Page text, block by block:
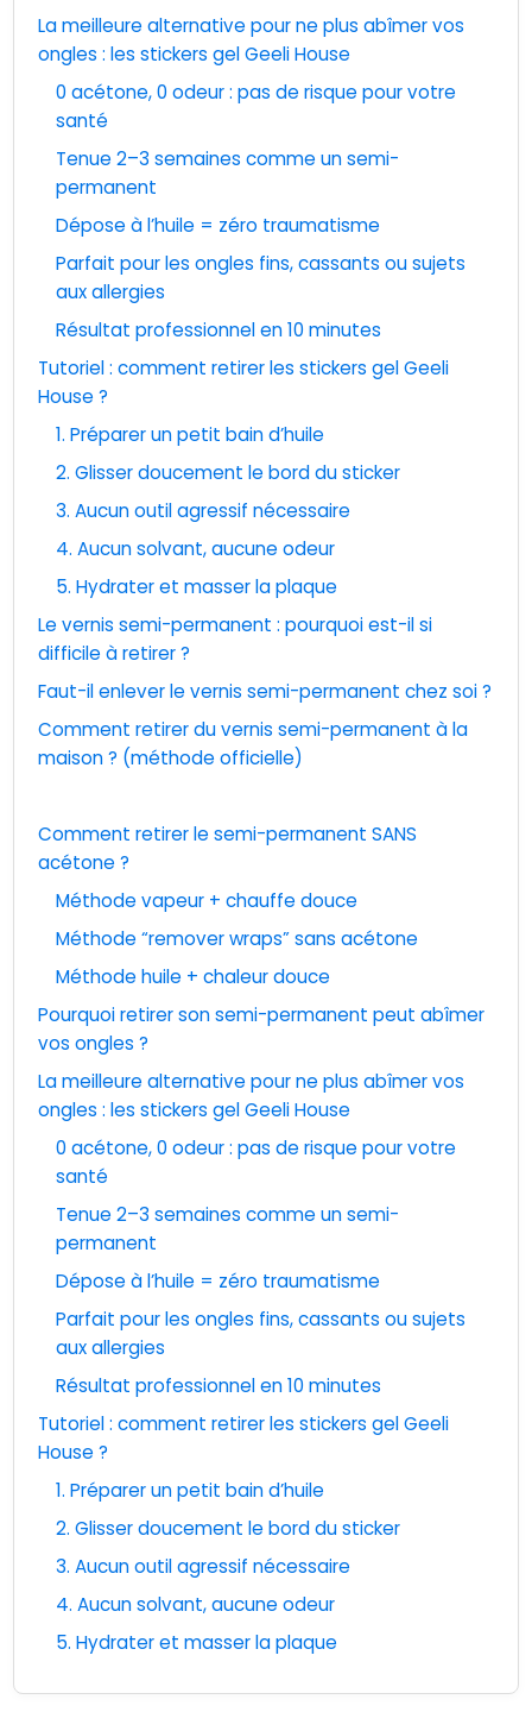
La meilleure alternative pour ne plus abîmer vos
ongles : les stickers gel Geeli House
0 acétone, 0 odeur : pas de risque pour votre
santé
Tenue 2–3 semaines comme un semi-
permanent
Dépose à l’huile = zéro traumatisme
Parfait pour les ongles fins, cassants ou sujets
aux allergies
Résultat professionnel en 10 minutes
Tutoriel : comment retirer les stickers gel Geeli
House ?
1. Préparer un petit bain d’huile
2. Glisser doucement le bord du sticker
3. Aucun outil agressif nécessaire
4. Aucun solvant, aucune odeur
5. Hydrater et masser la plaque
Le vernis semi-permanent : pourquoi est-il si
difficile à retirer ?
Faut-il enlever le vernis semi-permanent chez soi ?
Comment retirer du vernis semi-permanent à la
maison ? (méthode officielle)
Comment retirer le semi-permanent SANS
acétone ?
Méthode vapeur + chauffe douce
Méthode “remover wraps” sans acétone
Méthode huile + chaleur douce
Pourquoi retirer son semi-permanent peut abîmer
vos ongles ?
La meilleure alternative pour ne plus abîmer vos
ongles : les stickers gel Geeli House
0 acétone, 0 odeur : pas de risque pour votre
santé
Tenue 2–3 semaines comme un semi-
permanent
Dépose à l’huile = zéro traumatisme
Parfait pour les ongles fins, cassants ou sujets
aux allergies
Résultat professionnel en 10 minutes
Tutoriel : comment retirer les stickers gel Geeli
House ?
1. Préparer un petit bain d’huile
2. Glisser doucement le bord du sticker
3. Aucun outil agressif nécessaire
4. Aucun solvant, aucune odeur
5. Hydrater et masser la plaque